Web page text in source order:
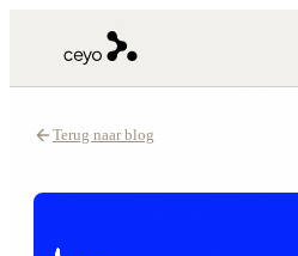
Terug naar blog